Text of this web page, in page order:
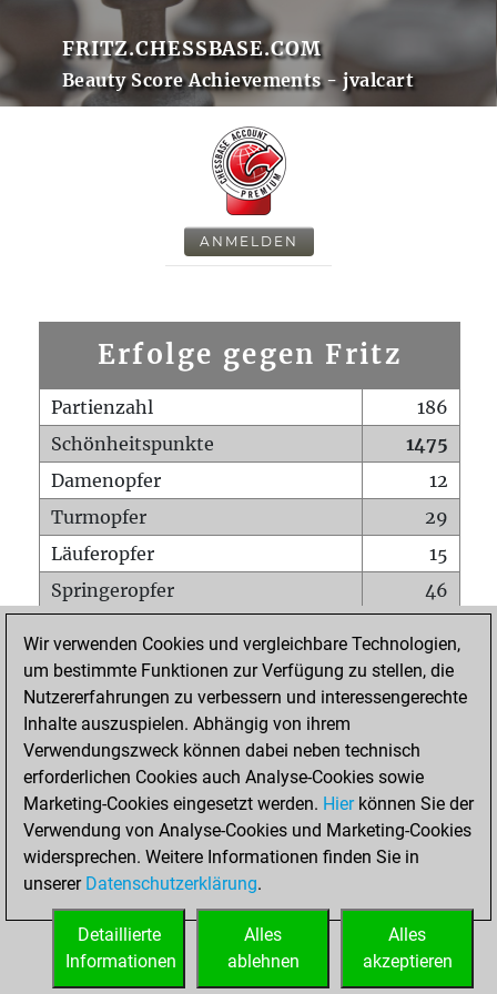
FRITZ.CHESSBASE.COM
Beauty Score Achievements - jvalcart
ANMELDEN
Erfolge gegen Fritz
Partienzahl
186
Schönheitspunkte
1475
Damenopfer
12
Turmopfer
29
Läuferopfer
15
Springeropfer
46
Matt auf vollem Brett
0
Bauer setzt Matt
0
Erstickte Matts
Unterverwandlungen
Türme auf der siebten
2
STARTSEITE
Wir verwenden Cookies und vergleichbare Technologien,
um bestimmte Funktionen zur Verfügung zu stellen, die
Nutzererfahrungen zu verbessern und interessengerechte
Inhalte auszuspielen. Abhängig von ihrem
Verwendungszweck können dabei neben technisch
erforderlichen Cookies auch Analyse-Cookies sowie
Marketing-Cookies eingesetzt werden. Hierkönnen Sie der
Verwendung von Analyse-Cookies und Marketing-Cookies
widersprechen. Weitere Informationen finden Sie in
unserer Datenschutzerklärung.
Alles
akzeptieren
Alles
ablehnen
Detaillierte
Informationen